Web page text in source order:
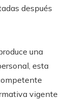
después
una
esta
vigente